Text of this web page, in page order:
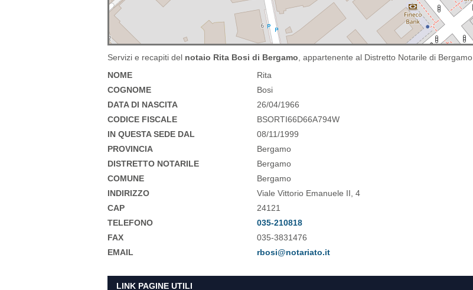
Servizi e recapiti del notaio Rita Bosi di Bergamo , appartenente al Distretto Notarile di Bergamo.
NOME
Rita
COGNOME
Bosi
DATA DI NASCITA
26/04/1966
CODICE FISCALE
BSORTI66D66A794W
IN QUESTA SEDE DAL
08/11/1999
PROVINCIA
Bergamo
DISTRETTO NOTARILE
Bergamo
COMUNE
Bergamo
INDIRIZZO
Viale Vittorio Emanuele II, 4
CAP
24121
TELEFONO
035-210818
FAX
035-3831476
EMAIL
rbosi@notariato.it
LINK PAGINE UTILI